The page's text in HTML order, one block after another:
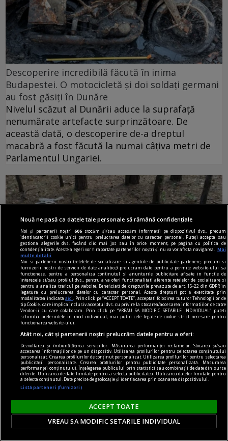
Descoperire incredibilă făcută în inima
Budapestei. O motocicletă și doi soldați germani
au fost găsiți în Dunăre
Nivelul scăzut al Dunării aduce la suprafață
nenumărate artefacte surprinzătoare. De
această dată, o descoperire de-a dreptul
macabră a fost făcută la numai câțiva metri de
Parlamentul Ungariei.
Drona căzută în Bulgaria este „cel mai probabil”
ucraineană, transmite Ministerul Apărării de la
Sofia
Ministerul bulgar al Apărării a transmis că drona
prăbușită sâmbătă, 8 august, este „cel mai
probabil” o dronă-momeală de tip Maya, folosită
pe scară largă de forțele armate ucrainene.
Nouă ne pasă ca datele tale personale să rămână confidențiale
Noi și partenerii noștri606 stocăm și/sau accesăm informații pe dispozitivul dvs., precum
identificatorii cookie unici pentru prelucrarea datelor cu caracter personal. Puteți accepta sau
gestiona alegerile dvs. făcând clic mai jos sau în orice moment, pe pagina cu politica de
confidențialitate. Aceste alegeri vor fi raportate partenerilor noștri și nu vă vor afecta navigarea.
Mai
multe detalii
Noi si partenerii nostri (retelele de socializare si agentiile de publicitate partenere, precum si
furnizorii nostri de servicii de date analitice) prelucram date pentru a permite website-ului sa
functioneze, pentru a personaliza continutul si anunturile publicitare afisate in functie de
interesele si/sau profilul dvs., pentru a va oferi functionalitati aferente retelelor de socializare si
pentru a analiza traficul pe website. Beneficiati de drepturile prevazute de art. 15-22 din GDPR in
legatura cu prelucrarea datelor cu caracter personal. Aceste drepturi pot fi exercitate prin
modalitatea indicataaici
. Prin click pe “ACCEPT TOATE”, acceptati folosirea tuturor Tehnologiilor de
tip Cookie, care implica inclusiv acceptul dvs. cu privire la stocarea/accesarea informatiilor de catre
Vendor-ii cu care colaboram. Prin click pe “VREAU SA MODIFIC SETARILE INDIVIDUAL” puteti
schimba preferintele in mod individual, mai putin cele legate de cookie strict necesare pentru
functionarea website-ului.
Atât noi, cât și partenerii noștri prelucrăm datele pentru a oferi:
Dezvoltarea și îmbunătățirea serviciilor. Măsurarea performanței reclamelor. Stocarea și/sau
accesarea informațiilor de pe un dispozitiv. Utilizarea profilurilor pentru selectarea conținutului
personalizat. Crearea profilurilor de conținut personalizat. Utilizarea profilurilor pentru selectarea
publicității personalizate. Crearea profilurilor pentru publicitate personalizată. Măsurarea
performanței conținutului. Înțelegerea publicului prin statistici sau combinații de date din surse
diferite. Utilizarea de date limitate pentru a selecta publicitatea. Utilizarea datelor limitate pentru
a selecta conținutul. Date precise de geolocație și identificarea prin scanarea dispozitivului.
Listă parteneri (furnizori)
ACCEPT TOATE
VREAU SA MODIFIC SETARILE INDIVIDUAL